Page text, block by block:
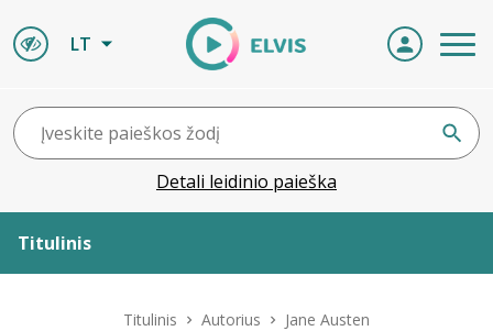
LT
Detali leidinio paieška
Titulinis
Titulinis Autorius Jane Austen